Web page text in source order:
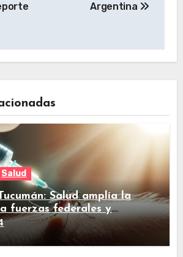
Argentina
Salud
Salud amplía la
fuerzas federales y
de prensa